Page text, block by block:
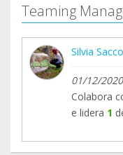
Teaming
Silvia Sacco
01/12/2020
Colabora
e lidera 1